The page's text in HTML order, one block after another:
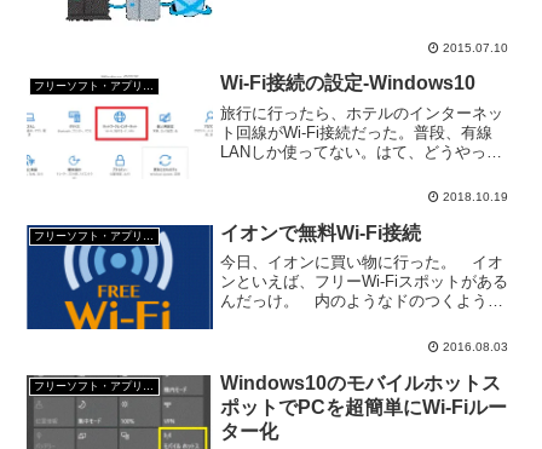
2015.07.10
フリーソフト・アプリ・Webサービス Wi-Fi接続の設定-Windows10
旅行に行ったら、ホテルのインターネッ
ト回線がWi-Fi接続だった。普段、有線
LANしか使ってない。はて、どうやって
れないようにWindows10でのWi-Fi接続の
2018.10.19
フリーソフト・アプリ・Webサービス イオンで無料Wi-Fi接続
今日、イオンに買い物に行った。 イオ
ンといえば、フリーWi-Fiスポットがある
んだっけ。 内のようなドのつくような
あるので、たぶんほとんどのイオンには
オンの...
2016.08.03
Windows10のモバイルホットス
ポットでPCを超簡単にWi-Fiルー
ター化